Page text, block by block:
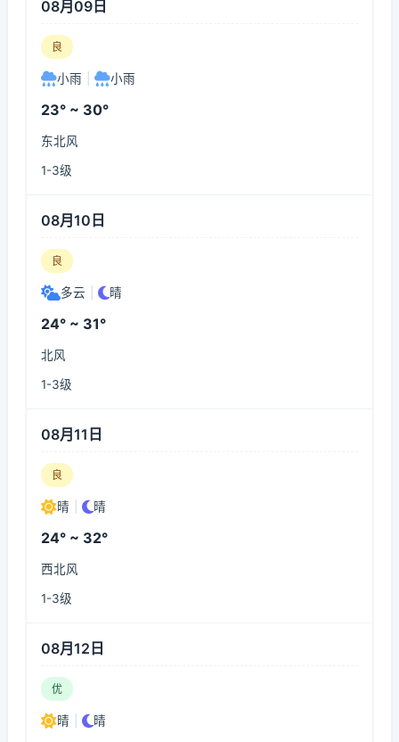
08月09日
良
小雨 小雨
23° ~ 30°
东北风
1-3级
08月10日
良
多云 晴
24° ~ 31°
北风
1-3级
08月11日
良
晴 晴
24° ~ 32°
西北风
1-3级
08月12日
优
晴 晴